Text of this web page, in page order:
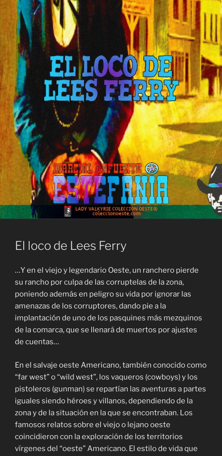
El loco de Lees Ferry
…Y en el viejo y legendario Oeste, un ranchero pierde
su rancho por culpa de las corruptelas de la zona,
poniendo además en peligro su vida por ignorar las
amenazas de los corruptores, dando pie a la
implantación de uno de los pasquines más mezquinos
de la comarca, que se llenará de muertos por ajustes
de cuentas…
En el salvaje oeste Americano, también conocido como
“far west” o “wild west”, los vaqueros (cowboys) y los
pistoleros (gunman) se repartían las aventuras a partes
iguales siendo héroes y villanos, dependiendo de la
zona y de la situación en la que se encontraban. Los
famosos relatos sobre el viejo o lejano oeste
coincidieron con la exploración de los territorios
vírgenes del “oeste” Americano. El estilo de vida que